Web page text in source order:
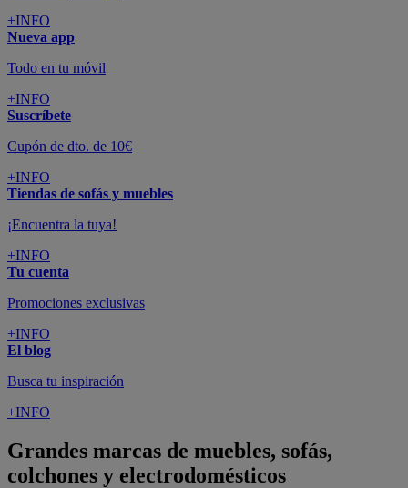
+INFO
Nueva app
Todo en tu móvil
+INFO
Suscríbete
Cupón de dto. de 10€
+INFO
Tiendas de sofás y muebles
¡Encuentra la tuya!
+INFO
Tu cuenta
Promociones exclusivas
+INFO
El blog
Busca tu inspiración
+INFO
Grandes marcas de muebles, sofás,
colchones y electrodomésticos